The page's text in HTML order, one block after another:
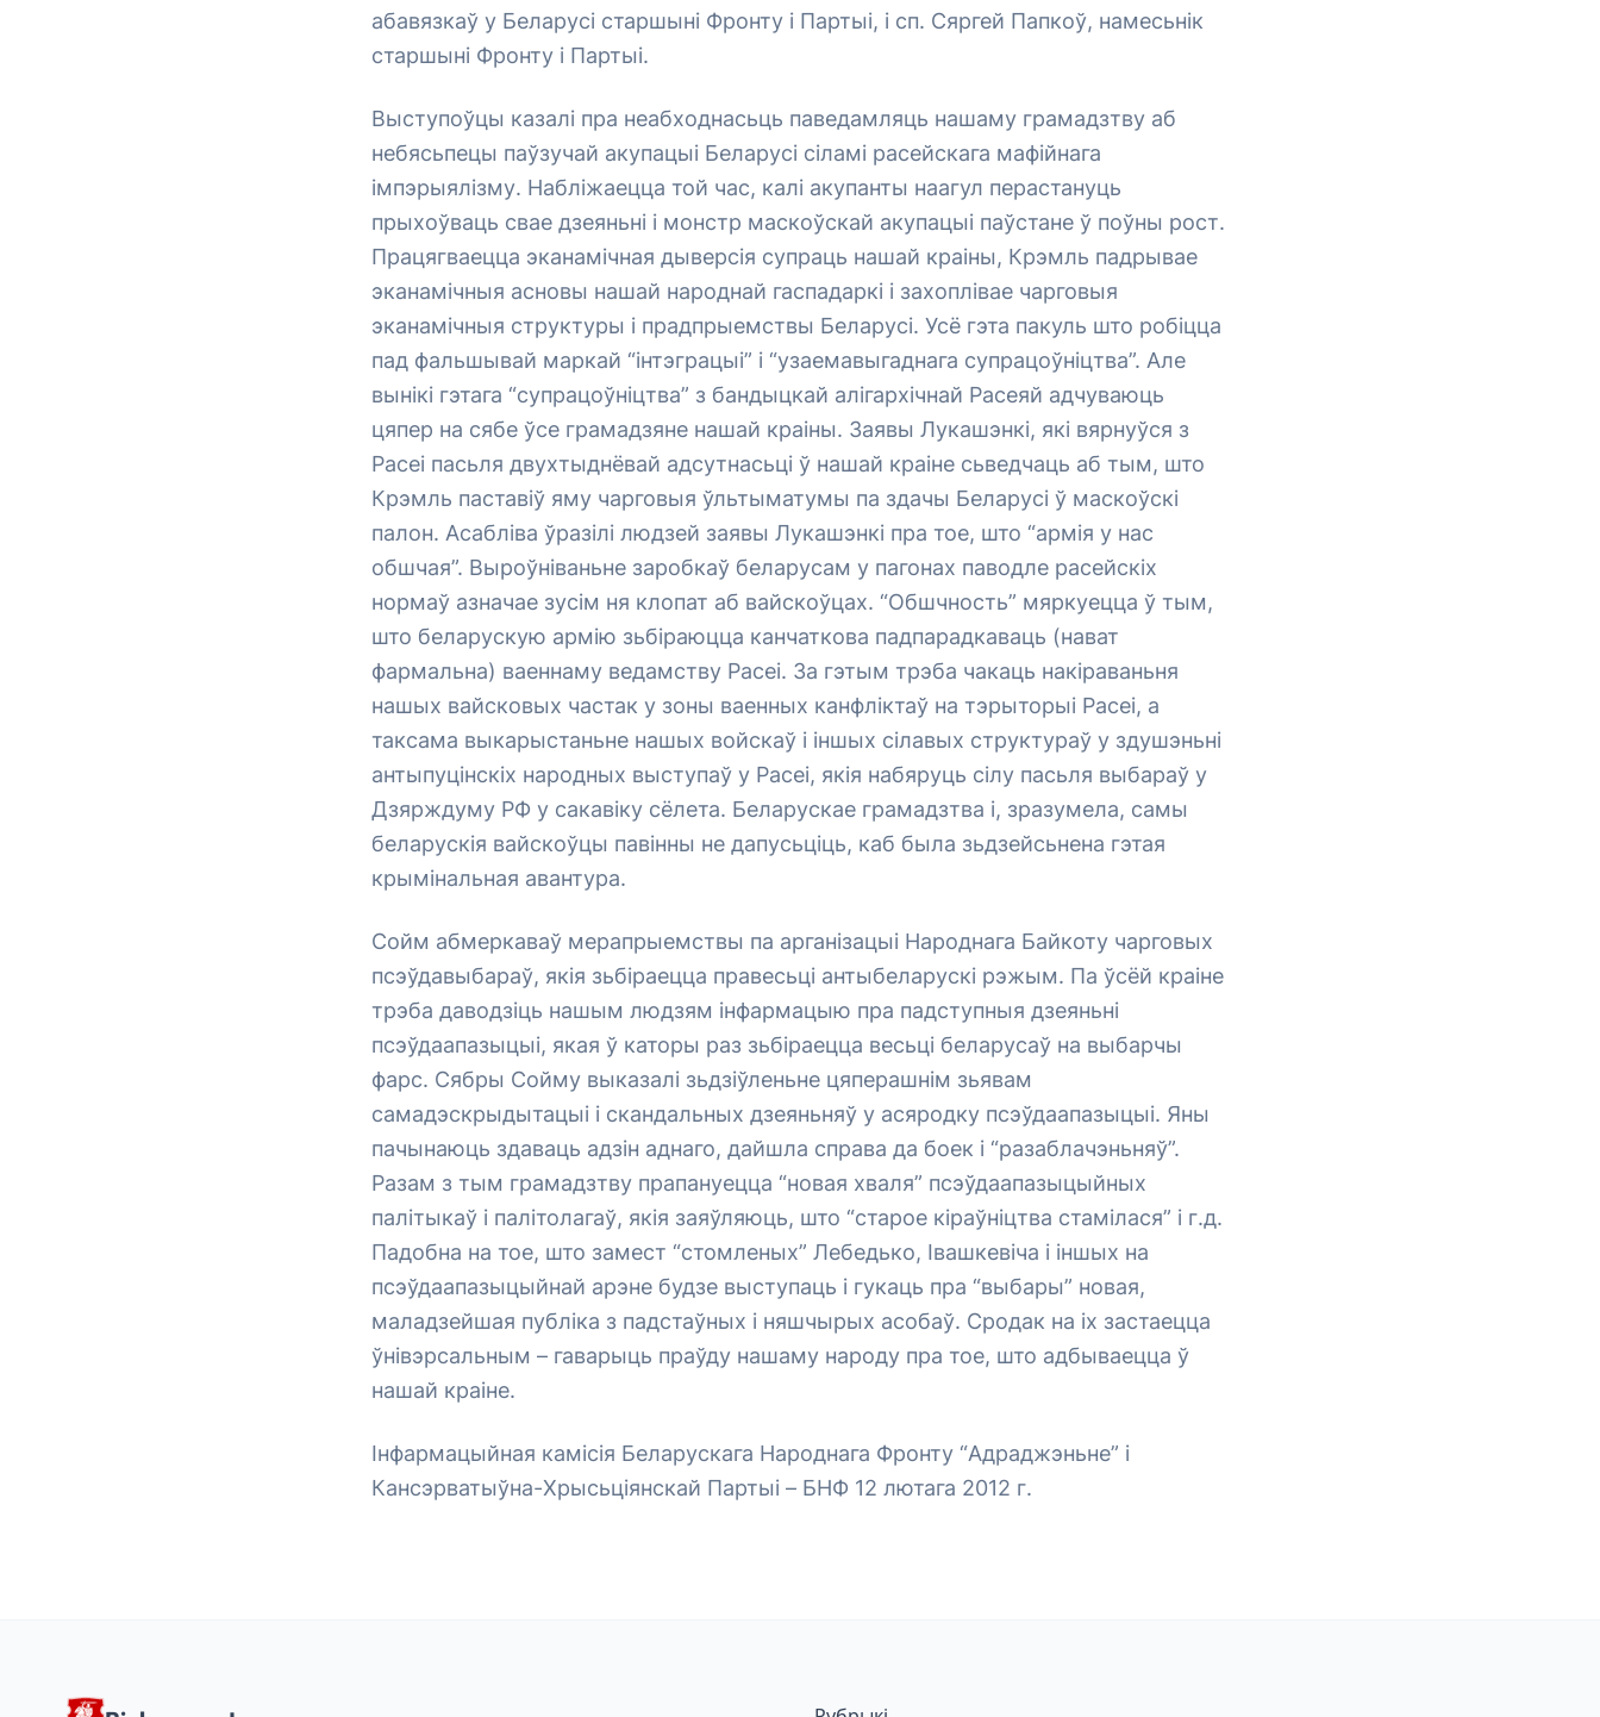
абавязкаў у Беларусі старшыні Фронту і Партыі, і сп. Сяргей Папкоў, намесьнік
старшыні Фронту і Партыі.
Выступоўцы казалі пра неабходнасьць паведамляць нашаму грамадзтву аб
небясьпецы паўзучай акупацыі Беларусі сіламі расейскага мафійнага
імпэрыялізму. Набліжаецца той час, калі акупанты наагул перастануць
прыхоўваць свае дзеяньні і монстр маскоўскай акупацыі паўстане ў поўны рост.
Працягваецца эканамічная дыверсія супраць нашай краіны, Крэмль падрывае
эканамічныя асновы нашай народнай гаспадаркі і захоплівае чарговыя
эканамічныя структуры і прадпрыемствы Беларусі. Усё гэта пакуль што робіцца
пад фальшывай маркай “інтэграцыі” і “узаемавыгаднага супрацоўніцтва”. Але
вынікі гэтага “супрацоўніцтва” з бандыцкай алігархічнай Расеяй адчуваюць
цяпер на сябе ўсе грамадзяне нашай краіны. Заявы Лукашэнкі, які вярнуўся з
Расеі пасьля двухтыднёвай адсутнасьці ў нашай краіне сьведчаць аб тым, што
Крэмль паставіў яму чарговыя ўльтыматумы па здачы Беларусі ў маскоўскі
палон. Асабліва ўразілі людзей заявы Лукашэнкі пра тое, што “армія у нас
обшчая”. Выроўніваньне заробкаў беларусам у пагонах паводле расейскіх
нормаў азначае зусім ня клопат аб вайскоўцах. “Обшчность” мяркуецца ў тым,
што беларускую армію зьбіраюцца канчаткова падпарадкаваць (нават
фармальна) ваеннаму ведамству Расеі. За гэтым трэба чакаць накіраваньня
нашых вайсковых частак у зоны ваенных канфліктаў на тэрыторыі Расеі, а
таксама выкарыстаньне нашых войскаў і іншых сілавых структураў у здушэньні
антыпуцінскіх народных выступаў у Расеі, якія набяруць сілу пасьля выбараў у
Дзярждуму РФ у сакавіку сёлета. Беларускае грамадзтва і, зразумела, самы
беларускія вайскоўцы павінны не дапусьціць, каб была зьдзейсьнена гэтая
крымінальная авантура.
Сойм абмеркаваў мерапрыемствы па арганізацыі Народнага Байкоту чарговых
псэўдавыбараў, якія зьбіраецца правесьці антыбеларускі рэжым. Па ўсёй краіне
трэба даводзіць нашым людзям інфармацыю пра падступныя дзеяньні
псэўдаапазыцыі, якая ў каторы раз зьбіраецца весьці беларусаў на выбарчы
фарс. Сябры Сойму выказалі зьдзіўленьне цяперашнім зьявам
самадэскрыдытацыі і скандальных дзеяньняў у асяродку псэўдаапазыцыі. Яны
пачынаюць здаваць адзін аднаго, дайшла справа да боек і “разаблачэньняў”.
Разам з тым грамадзтву прапануецца “новая хваля” псэўдаапазыцыйных
палітыкаў і палітолагаў, якія заяўляюць, што “старое кіраўніцтва стамілася” і г.д.
Падобна на тое, што замест “стомленых” Лебедько, Івашкевіча і іншых на
псэўдаапазыцыйнай арэне будзе выступаць і гукаць пра “выбары” новая,
маладзейшая публіка з падстаўных і няшчырых асобаў. Сродак на іх застаецца
ўнівэрсальным – гаварыць праўду нашаму народу пра тое, што адбываецца ў
нашай краіне.
Інфармацыйная камісія Беларускага Народнага Фронту “Адраджэньне” і
Кансэрватыўна-Хрысьціянскай Партыі – БНФ 12 лютага 2012 г.